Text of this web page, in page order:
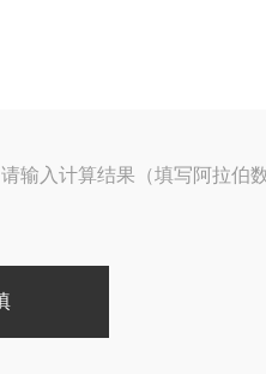
请输入计算结果（填写阿拉伯